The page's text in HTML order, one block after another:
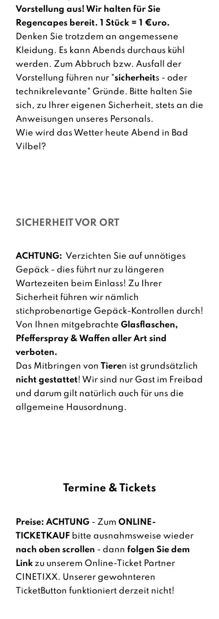
Vorstellung aus! Wir halten für Sie
Regencapes bereit. 1 Stück = 1 €uro.
Denken Sie trotzdem an angemessene
Kleidung. Es kann Abends durchaus kühl
werden. Zum Abbruch bzw. Ausfall der
Vorstellung führen nur "sicherheits - oder
technikrelevante" Gründe. Bitte halten Sie
sich, zu Ihrer eigenen Sicherheit, stets an die
Anweisungen unseres Personals.
Wie wird das Wetter heute Abend in Bad
Vilbel?
SICHERHEIT VOR ORT
ACHTUNG: Verzichten Sie auf unnötiges
Gepäck - dies führt nur zu längeren
Wartezeiten beim Einlass! Zu Ihrer
Sicherheit führen wir nämlich
stichprobenartige Gepäck-Kontrollen durch!
Von Ihnen mitgebrachte Glasflaschen,
Pfefferspray & Waffen aller Art sind
verboten.
Das Mitbringen von Tieren ist grundsätzlich
nicht gestattet! Wir sind nur Gast im Freibad
und darum gilt natürlich auch für uns die
allgemeine Hausordnung.
Termine & Tickets
Preise: ACHTUNG - Zum ONLINE-
TICKETKAUF bitte ausnahmsweise wieder
nach oben scrollen - dann folgen Sie dem
Link zu unserem Online-Ticket Partner
CINETIXX. Unserer gewohnteren
TicketButton funktioniert derzeit nicht!